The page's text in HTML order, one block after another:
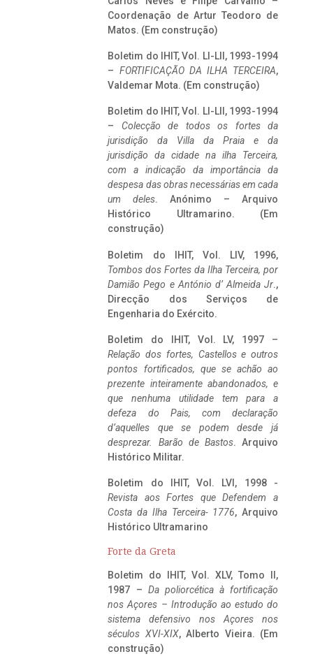
Coordenação de Artur Teodoro de
Matos. (Em construção)
Boletim do IHIT, Vol. LI-LII, 1993-1994
– FORTIFICAÇÃO DA ILHA TERCEIRA,
Valdemar Mota. (Em construção)
Boletim do IHIT, Vol. LI-LII, 1993-1994
– Colecção de todos os fortes da
jurisdição da Villa da Praia e da
jurisdição da cidade na ilha Terceira,
com a indicação da importância da
despesa das obras necessárias em cada
um deles. Anónimo – Arquivo
Histórico Ultramarino. (Em
construção)
Boletim do IHIT, Vol. LIV, 1996,
Tombos dos Fortes da Ilha Terceira, por
Damião Pego e António d’ Almeida Jr.,
Direcção dos Serviços de
Engenharia do Exército.
Boletim do IHIT, Vol. LV, 1997 –
Relação dos fortes, Castellos e outros
pontos fortificados, que se achão ao
prezente inteiramente abandonados, e
que nenhuma utilidade tem para a
defeza do Pais, com declaração
d’aquelles que se podem desde já
desprezar. Barão de Bastos. Arquivo
Histórico Militar.
Boletim do IHIT, Vol. LVI, 1998 -
Revista aos Fortes que Defendem a
Costa da Ilha Terceira- 1776, Arquivo
Histórico Ultramarino
Forte da Greta
Boletim do IHIT, Vol. XLV, Tomo II,
1987 – Da poliorcética à fortificação
nos Açores – Introdução ao estudo do
sistema defensivo nos Açores nos
séculos XVI-XIX, Alberto Vieira. (Em
construção)